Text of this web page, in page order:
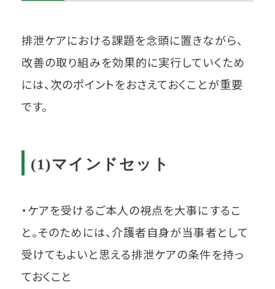
排泄ケアにおける課題を念頭に置きながら、
改善の取り組みを効果的に実行していくため
には、次のポイントをおさえておくことが重要
です。
(1)マインドセット
・ケアを受けるご本人の視点を大事にするこ
と。そのためには、介護者自身が当事者として
受けてもよいと思える排泄ケアの条件を持っ
ておくこと